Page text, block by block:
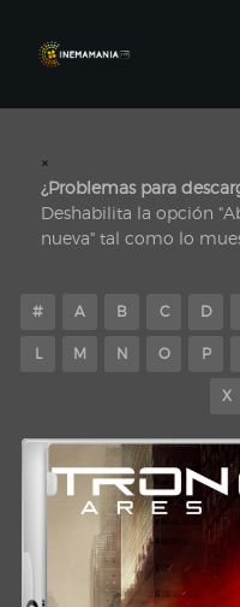
×
¿Problemas para
Deshabilita la opción
nueva" tal como lo
# A B C D
L M N O P
X